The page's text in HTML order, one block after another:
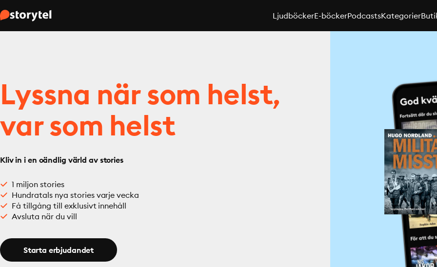
LjudböckerE-böckerPodcastsKategorier
Lyssna när som helst,
var som helst
Kliv in i en oändlig värld av stories
1 miljon stories
Hundratals nya stories varje vecka
Få tillgång till exklusivt innehåll
Avsluta när du vill
Starta erbjudandet